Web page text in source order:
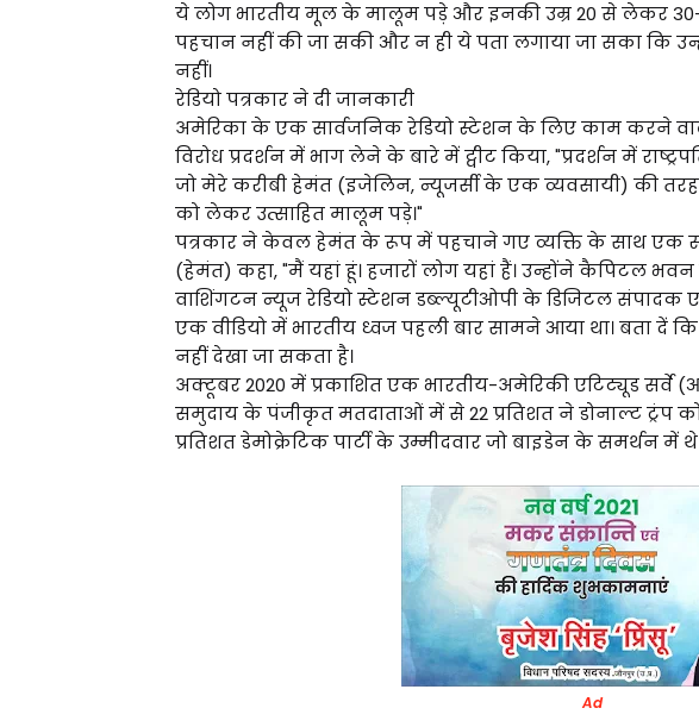
ये लोग भारतीय मूल के मालूम पड़े और इनकी उम्र 20 से लेकर
पहचान नहीं की जा सकी और न ही ये पता लगाया जा सका कि
नहीं।
रेडियो पत्रकार ने दी जानकारी
अमेरिका के एक सार्वजनिक रेडियो स्टेशन के लिए काम करने
विरोध प्रदर्शन में भाग लेने के बारे में ट्वीट किया, "प्रदर्शन में
जो मेरे करीबी हेमंत (इजेलिन, न्यूजर्सी के एक व्यवसायी) की
को लेकर उत्साहित मालूम पड़े।"
पत्रकार ने केवल हेमंत के रूप में पहचाने गए व्यक्ति के साथ एक
(हेमंत) कहा, "मैं यहां हूं। हजारों लोग यहां हैं। उन्होंने कैपिटल
वाशिंगटन न्यूज रेडियो स्टेशन डब्ल्यूटीओपी के डिजिटल संपादक
एक वीडियो में भारतीय ध्वज पहली बार सामने आया था। बता दें
नहीं देखा जा सकता है।
अक्टूबर 2020 में प्रकाशित एक भारतीय-अमेरिकी एटिट्यूड सर्वे
समुदाय के पंजीकृत मतदाताओं में से 22 प्रतिशत ने डोनाल्ट ट्रंप
प्रतिशत डेमोक्रेटिक पार्टी के उम्मीदवार जो बाइडेन के समर्थन में
Ad